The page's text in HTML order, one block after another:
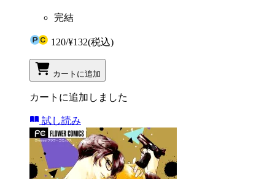
完結
120/¥132(税込)
カートに追加
カートに追加しました
試し読み